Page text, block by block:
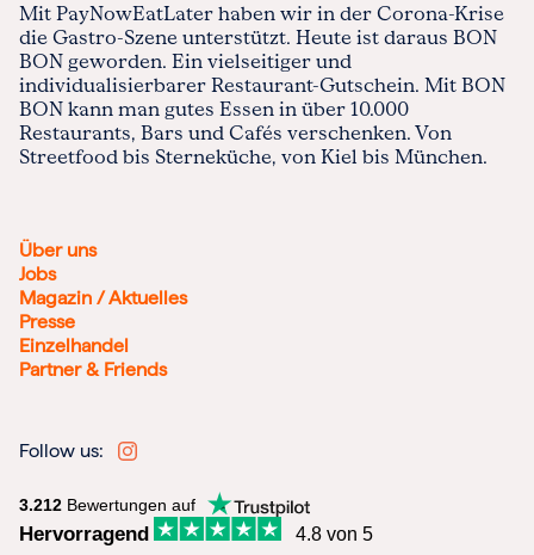
Mit PayNowEatLater haben wir in der Corona-Krise
die Gastro-Szene unterstützt. Heute ist daraus BON
BON geworden. Ein vielseitiger und
individualisierbarer Restaurant-Gutschein. Mit BON
BON kann man gutes Essen in über 10.000
Restaurants, Bars und Cafés verschenken. Von
Streetfood bis Sterneküche, von Kiel bis München.
Über uns
Jobs
Magazin / Aktuelles
Presse
Einzelhandel
Partner & Friends
Follow us:
3.212 Bewertungen auf
Hervorragend 4.8 von 5